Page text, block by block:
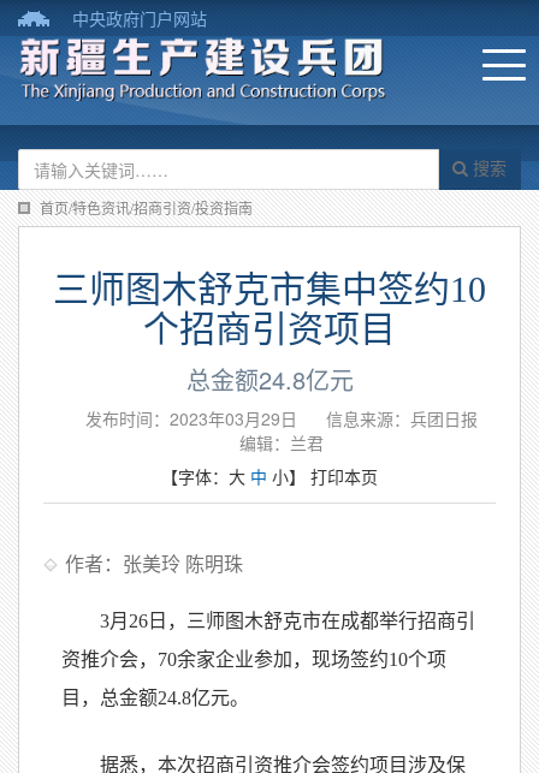
中央政府门户网站
搜索
首页/特色资讯/招商引资/投资指南
三师图木舒克市集中签约10
个招商引资项目
总金额24.8亿元
发布时间：2023年03月29日
信息来源：兵团日报
编辑：兰君
【字体： 大 中 小】 打印本页
作者：张美玲 陈明珠
3月26日，三师图木舒克市在成都举行招商引
资推介会，70余家企业参加，现场签约10个项
目，总金额24.8亿元。
据悉，本次招商引资推介会签约项目涉及保